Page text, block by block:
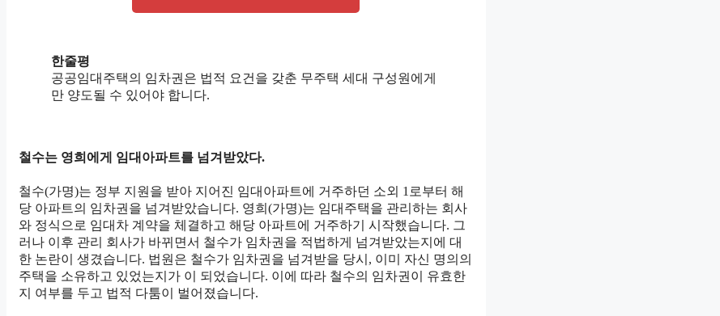
한줄평
공공임대주택의 임차권은 법적 요건을 갖춘 무주택 세대 구성원에게
만 양도될 수 있어야 합니다.
철수는 영희에게 임대아파트를 넘겨받았다.
철수(가명)는 정부 지원을 받아 지어진 임대아파트에 거주하던 소외 1로부터 해
당 아파트의 임차권을 넘겨받았습니다. 영희(가명)는 임대주택을 관리하는 회사
와 정식으로 임대차 계약을 체결하고 해당 아파트에 거주하기 시작했습니다. 그
러나 이후 관리 회사가 바뀌면서 철수가 임차권을 적법하게 넘겨받았는지에 대
한 논란이 생겼습니다. 법원은 철수가 임차권을 넘겨받을 당시, 이미 자신 명의의
주택을 소유하고 있었는지가 이 되었습니다. 이에 따라 철수의 임차권이 유효한
지 여부를 두고 법적 다툼이 벌어졌습니다.